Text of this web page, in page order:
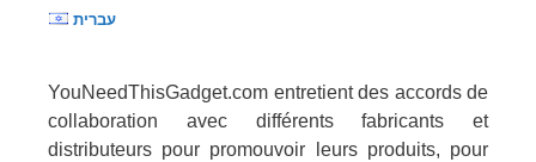
עברית
YouNeedThisGadget.com entretient des accords de
collaboration avec différents fabricants et
distributeurs pour promouvoir leurs produits, pour